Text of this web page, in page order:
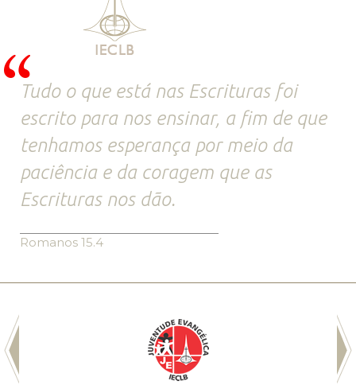
Tudo o que está nas Escrituras foi
escrito para nos ensinar, a fim de que
tenhamos esperança por meio da
paciência e da coragem que as
Escrituras nos dão.
Romanos 15.4